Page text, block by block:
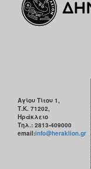
Αγίου Τίτου 1,
Τ.Κ. 71202,
Ηράκλειο
Τηλ.: 2813-409000
email:info@heraklion.gr